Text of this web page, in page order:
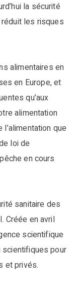
la sécurité
les risques
alimentaires en
en Europe, et
qu’aux
alimentation
que
loi de
en cours
sanitaire des
Créée en avril
scientifique
pour
et privés.